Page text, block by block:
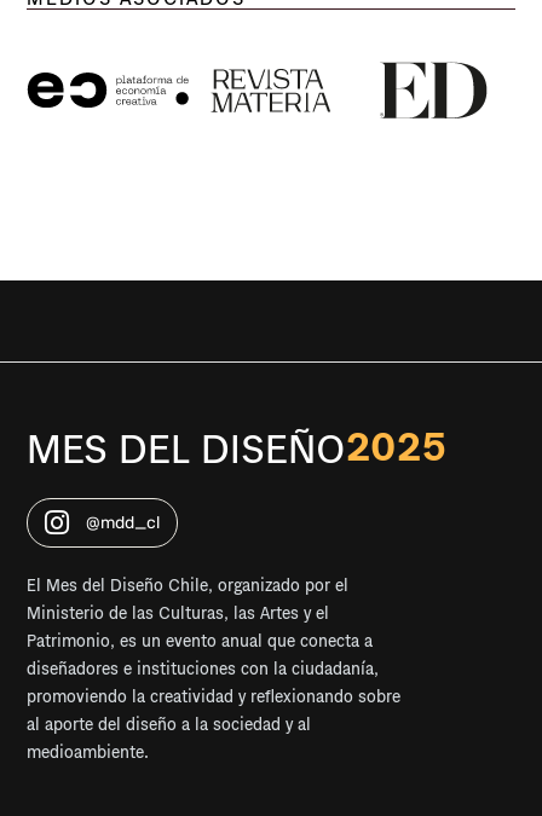
MES DEL DISEÑO2025
@mdd_cl
El Mes del Diseño Chile, organizado por el
Ministerio de las Culturas, las Artes y el
Patrimonio, es un evento anual que conecta a
diseñadores e instituciones con la ciudadanía,
promoviendo la creatividad y reflexionando sobre
al aporte del diseño a la sociedad y al
medioambiente.